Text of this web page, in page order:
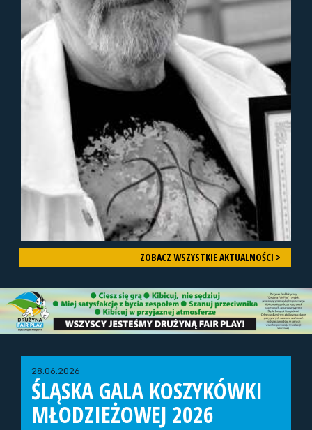
ZOBACZ WSZYSTKIE AKTUALNOŚCI >
28.06.2026
ŚLĄSKA GALA KOSZYKÓWKI
MŁODZIEŻOWEJ 2026